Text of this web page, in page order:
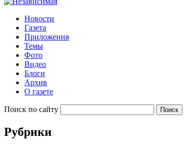
Новости
Газета
Приложения
Темы
Фото
Видео
Блоги
Архив
О газете
Поиск по сайту
Рубрики